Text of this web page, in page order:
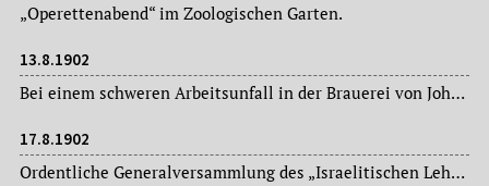
„Operettenabend“ im Zoologischen Garten.
13.8.1902
Bei einem schweren Arbeitsunfall in der Brauerei von Johann Gerhard Henrich, Darmstädter Landstraße, wird ein 30jähriger Brauereiarbeiter tödlich verletzt.
17.8.1902
Ordentliche Generalversammlung des „Israelitischen Lehrervereins“ im Großherzogtum Hessen, im Philanthropin.